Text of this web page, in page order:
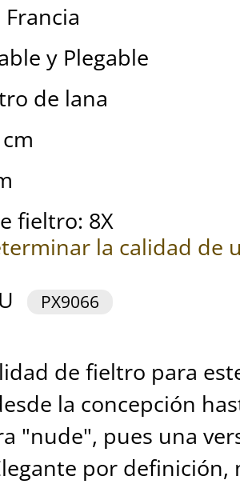
y Plegable
de lana
fieltro: 8X
la calidad de
PX9066
de fieltro para
la concepción
"nude", pues una
por definición,